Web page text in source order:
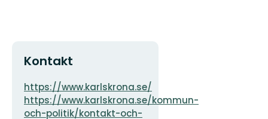
Kontakt
Adress
https://www.karlskrona.se/
https://www.karlskrona.se/kommun-
och-politik/kontakt-och-